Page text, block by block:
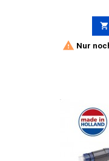

 Nur